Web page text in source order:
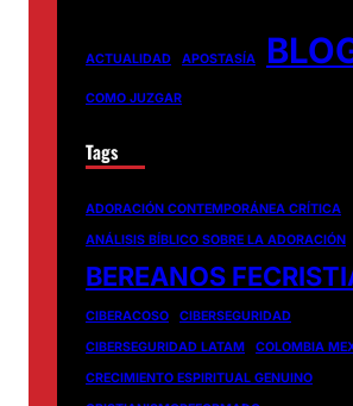
ACTUALIDAD APOSTASÍA
COMO JUZGAR
Tags
ADORACIÓN CONTEMPORÁNEA CRÍTICA
ANÁLISIS BÍBLICO SOBRE LA ADORACIÓN
BEREANOS
CIBERACOSO
CIBERSEGURIDAD
CIBERSEGURIDAD LATAM
COLOMBIA
CRECIMIENTO ESPIRITUAL GENUINO